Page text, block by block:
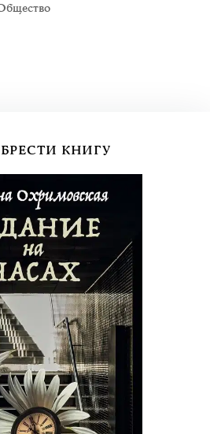
КНИГУ